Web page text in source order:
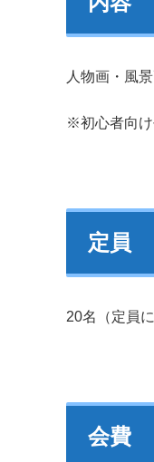
人物画・風
※初心者向け
定員
20名（定員
会費